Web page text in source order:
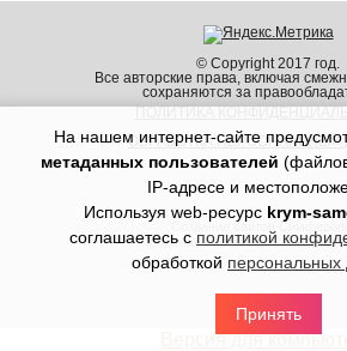
На нашем интернет-сайте
метаданных пользователей
IP-адресе и
Используя web-ресурс krym-
соглашаетесь с политикой
обработкой персональных
Принять
© Copyright 2017 год.
Все авторские права, включая
сохраняются за
ОБРАБОТКА ПЕРСОНАЛЬНЫХ
Создание сайтов
Продвижение сайтов
Версия для